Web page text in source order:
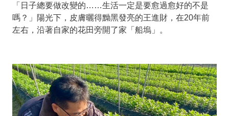
「日子總要做改變的……生活一定是要愈過愈好的不是
嗎？」陽光下，皮膚曬得黝黑發亮的王進財，在20年前
左右，沿著自家的花田旁開了家「船塢」。